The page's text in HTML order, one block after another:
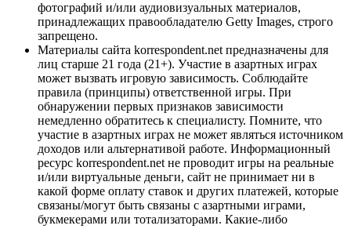
фотографий и/или аудиовизуальных материалов,
принадлежащих правообладателю Getty Images, строго
запрещено.
Материалы сайта korrespondent.net предназначены для
лиц старше 21 года (21+). Участие в азартных играх
может вызвать игровую зависимость. Соблюдайте
правила (принципы) ответственной игры. При
обнаружении первых признаков зависимости
немедленно обратитесь к специалисту. Помните, что
участие в азартных играх не может являться источником
доходов или альтернативой работе. Информационный
ресурс korrespondent.net не проводит игры на реальные
и/или виртуальные деньги, сайт не принимает ни в
какой форме оплату ставок и других платежей, которые
связаны/могут быть связаны с азартными играми,
букмекерами или тотализаторами. Какие-либо